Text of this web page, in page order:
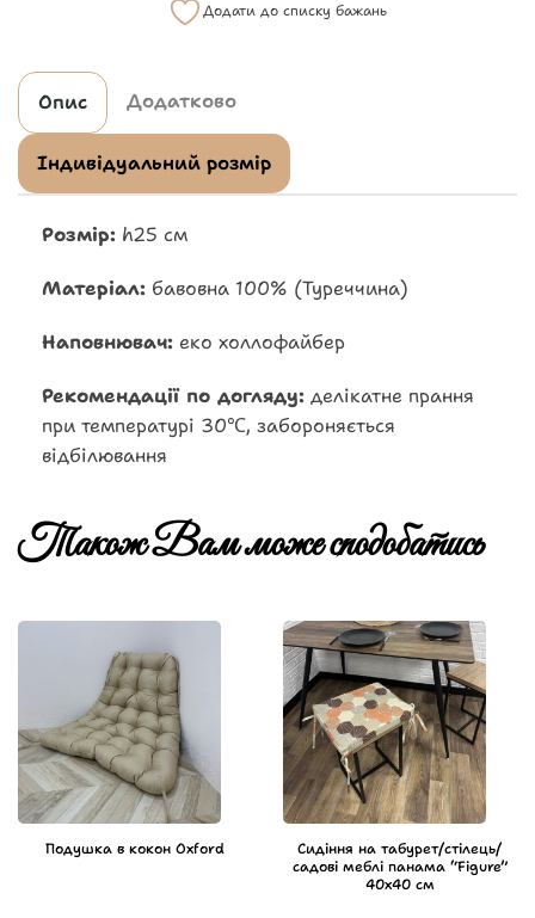
Додати до списку бажань
Опис Додатково
Індивідуальний розмір
Розмір: h25 см
Матеріал: бавовна 100% (Туреччина)
Наповнювач: еко холлофайбер
Рекомендації по догляду: делікатне прання
при температурі 30℃, забороняється
відбілювання
Також Вам може сподобатись
Подушка в кокон Oxford
Сидіння на табурет/стілець/
садові меблі панама “Figure”
40х40 см